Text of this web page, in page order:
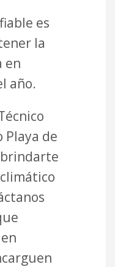
es
la
en
año.
Playa de
brindarte